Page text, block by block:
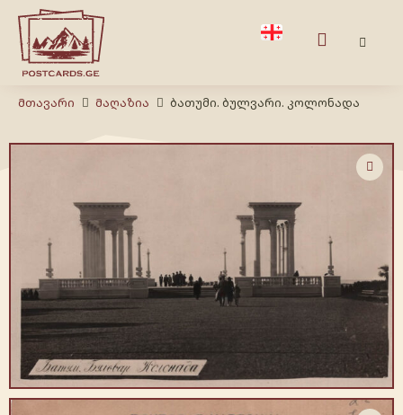
Მთავარი Მაღაზია ბათუმი. ბულვარი. კოლონადა